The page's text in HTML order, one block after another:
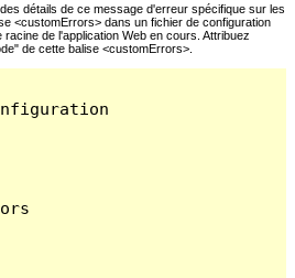
détails de ce message d'erreur spécifique sur les
<customErrors> dans un fichier de configuration
de l'application Web en cours. Attribuez
de cette balise <customErrors>.